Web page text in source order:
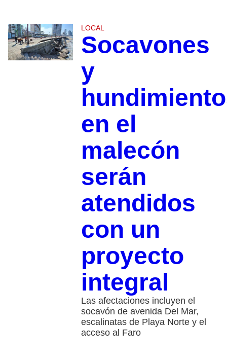
LOCAL
Socavones
y
en el
malecón
serán
atendidos
con un
proyecto
integral
Las afectaciones incluyen el
socavón de avenida Del Mar,
escalinatas de Playa Norte y el
acceso al Faro